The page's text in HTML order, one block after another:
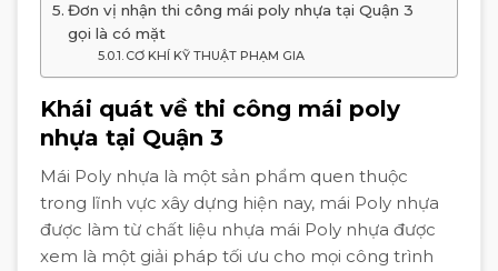
Đơn vị nhận thi công mái poly nhựa tại Quận 3
gọi là có mặt
CƠ KHÍ KỸ THUẬT PHẠM GIA
Khái quát về thi công mái poly
nhựa tại Quận 3
Mái Poly nhựa là một sản phẩm quen thuộc
trong lĩnh vực xây dựng hiện nay, mái Poly nhựa
được làm từ chất liệu nhựa mái Poly nhựa được
xem là một giải pháp tối ưu cho mọi công trình